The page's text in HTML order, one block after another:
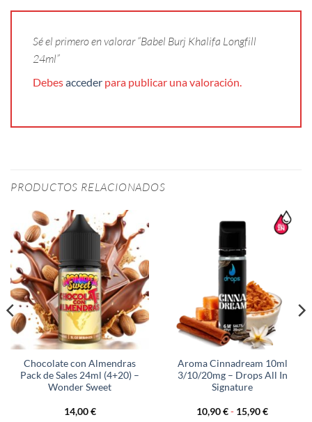
Sé el primero en valorar “Babel Burj Khalifa Longfill
24ml”
Debesacceder para publicar una valoración.
PRODUCTOS RELACIONADOS
Chocolate con Almendras
Pack de Sales 24ml (4+20) –
Wonder Sweet
14,00€
Aroma Cinnadream 10ml
3/10/20mg – Drops All In
Signature
10,90€- 15,90€Rango